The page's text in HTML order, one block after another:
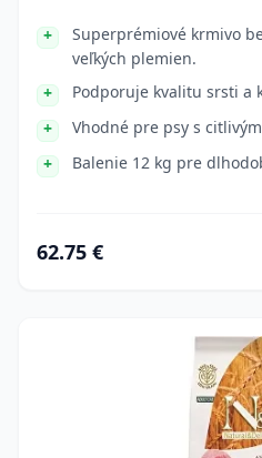
Superprémiové krmivo
veľkých plemien.
Podporuje kvalitu srsti a
Vhodné pre psy s
Balenie 12 kg pre
62.75 €